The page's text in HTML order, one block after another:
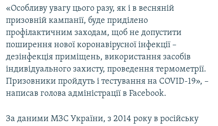
«Особливу увагу цього разу, як і в весняній
призовній кампанії, буде приділено
профілактичним заходам, щоб не допустити
поширення нової коронавірусної інфекції –
дезінфекція приміщень, використання засобів
індивідуального захисту, проведення термометрії.
Призовники пройдуть і тестування на COVID-19», –
написав голова адміністрації в Facebook.
За даними МЗС України, з 2014 року в російську